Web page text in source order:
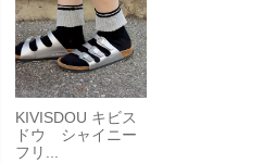
KIVISDOU キビス
ドウ シャイニー
フリ...